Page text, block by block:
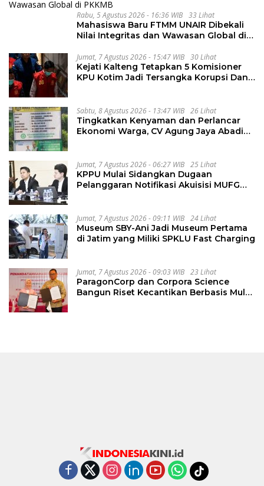
Rabu, 5 Agustus 2026 - 16:36 WIB 33 Lihat
Mahasiswa Baru FTMM UNAIR Dibekali
Nilai Integritas dan Wawasan Global di
Jumat, 7 Agustus 2026 - 15:47 WIB 30 Lihat
Kejati Kalteng Tetapkan 5 Komisioner
KPU Kotim Jadi Tersangka Korupsi Dana
Sabtu, 8 Agustus 2026 - 13:47 WIB 26 Lihat
Tingkatkan Kenyaman dan Perlancar
Ekonomi Warga, CV Agung Jaya Abadi
Jumat, 7 Agustus 2026 - 06:27 WIB 25 Lihat
KPPU Mulai Sidangkan Dugaan
Pelanggaran Notifikasi Akuisisi MUFG
Jumat, 7 Agustus 2026 - 09:11 WIB 24 Lihat
Museum SBY-Ani Jadi Museum Pertama
di Jatim yang Miliki SPKLU Fast Charging
Jumat, 7 Agustus 2026 - 09:03 WIB 23 Lihat
ParagonCorp dan Corpora Science
Bangun Riset Kecantikan Berbasis Multi-